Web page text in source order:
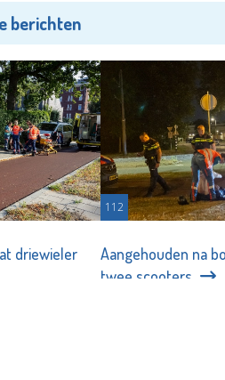
berichten
driewieler
112
Aangehouden na
twee scooters